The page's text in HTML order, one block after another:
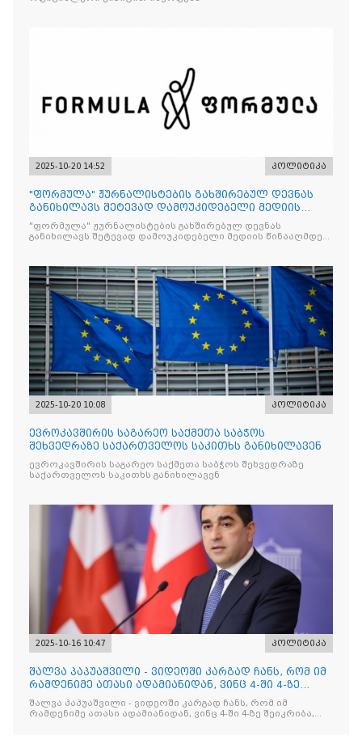
2025-10-20 14:52 პოლიტიკა
"ფორმულა" ჟურნალისტების გახშირებულ დევნას
განიხილავს შეტევად დამოუკიდებელი მედიის
წინააღმდ
"ფორმულა" ჟურნალისტების გახშირებულ დევნას
განიხილავს შეტევად დამოუკიდებელი მედიის წინააღმდეგ,
2025-10-20 10:08 პოლიტიკა
ევროკავშირის საგარეო საქმეთა საბჭოს
შეხვედრაზე საქართველოს საკითხს განიხილავენ
ევროკავშირის საგარეო საქმეთა საბჭოს შეხვედრაზე
საქართველოს საკითხს განიხილავენ
2025-10-16 10:47 პოლიტიკა
შალვა პაპუაშვილი - ვიდეოში კარგად ჩანს, რომ იმ
რამდენიმე ათასი ადამიანიდან, ვინც 4-ში 4-ზე
შეიკრიბა,
შალვა პაპუაშვილი - ვიდეოში კარგად ჩანს, რომ იმ
რამდენიმე ათასი ადამიანიდან, ვინც 4-ში 4-ზე შეიკრიბა,